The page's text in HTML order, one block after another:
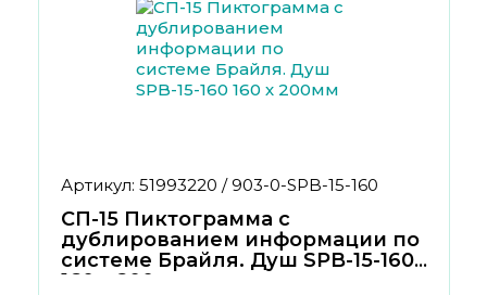
Артикул: 51993220 / 903-0-SPB-15-160
СП-15 Пиктограмма с
дублированием информации по
системе Брайля. Душ SPB-15-160
160 х 200мм